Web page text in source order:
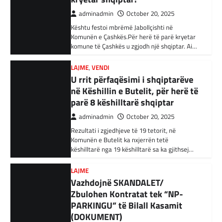
34 njerëz të dyshuar për lidhje me Shtetin
Islamik gjatë një operacioni të…
BOTA,KRONIKË E ZEZË, RAJONI
Irani dënon sulmet ajrore të
SHBA-së
adminadmin February 3, 2024
Në qytetin al-Ka’im, rreth 350 km në
veriperëndim të Bagdadit, gjithçka që ka
mbetur pas sulmeve ajrore të Uashingtonit
është…
KRONIKË E ZEZË,LAJME,RAJONI
Tetë persona kërkojnë ndihmë
pas aksidentit ku u përfshinë 14
automjete
adminadmin December 11, 2023
Një aksident trafiku ka ndodhur në
autostradën Ibrahim Rugova, Mazgit-Bresje,
parë 8 këshilltarë shqiptar
adminadmin October 20, 2025
Rezultati i zgjedhjeve të 19 tetorit, në
Komunën e Butelit ka nxjerrën tetë
këshilltarë nga 19 këshilltarë sa ka gjithsej…
LAJME
Vazhdojnë SKANDALET/
Zbulohen Kontratat tek “NP-
PARKINGU” të Bilall Kasamit
(DOKUMENT)
adminadmin October 17, 2025
Skandalet në komunën e Tetovës nuk kanë të
ndalur! Pas publikimit të qindra kontratave të
dyshimta tek XHOB2011, tashmë janë…
LAJME,MË TË FUNDIT
Avokati i Popullit hapi linjë
telefonike për raportimin e